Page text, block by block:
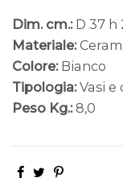
Dim. cm.: D 37 h
Materiale:
Colore: Bianco
Tipologia: Vasi e
Peso Kg.: 8,0